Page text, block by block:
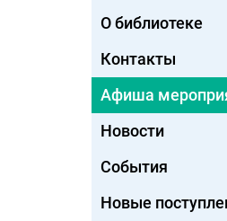
О библиотеке
Контакты
Афиша
Новости
События
Новые